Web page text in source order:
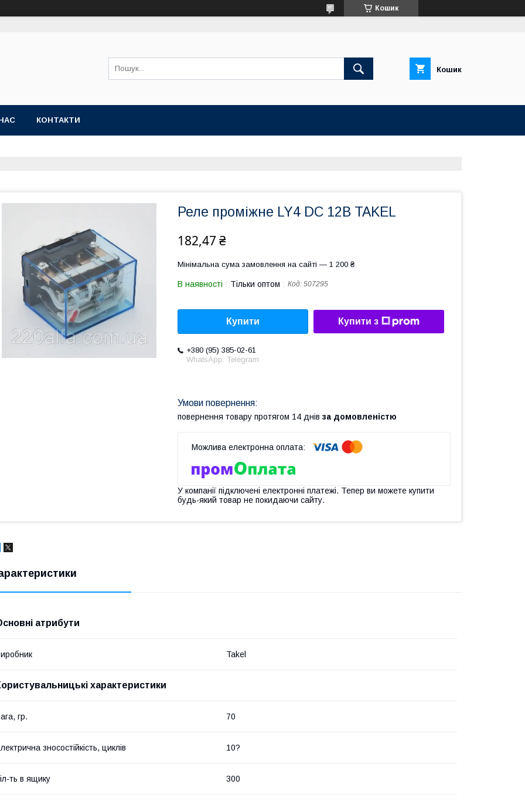
Кошик
Кошик
КОНТАКТИ
Реле проміжне LY4 DC 12В TAKEL
182,47 ₴
Мінімальна сума замовлення на сайті — 1 200 ₴
В наявності Тільки оптом Код: 507295
Купити Купити з
+380 (95) 385-02-61
WhatsApp. Telegram
повернення товару протягом 14 днів за домовленістю
У компанії підключені електронні платежі. Тепер ви можете купити
будь-який товар не покидаючи сайту.
атрибути
Takel
характеристики
гр. 70
зносостійкість, циклів 10?
ть в ящику 300